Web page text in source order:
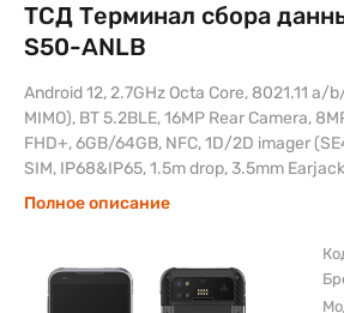
ТСД Терминал сбора
S50-ANLB
Android 12, 2.7GHz Octa Core, 8021.11
MIMO), BT 5.2BLE, 16MP Rear Camera,
FHD+, 6GB/64GB, NFC, 1D/2D imager
SIM, IP68&IP65, 1.5m drop, 3.5mm
Полное описание